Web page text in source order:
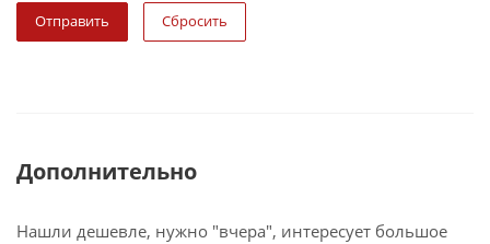
Сбросить
Дополнительно
Нашли дешевле, нужно "вчера", интересует большое